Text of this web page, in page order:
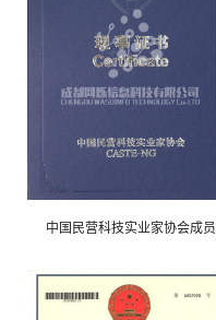
中国民营科技实业家协会成员